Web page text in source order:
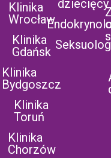
Klinika
Wrocław
Klinika
Gdańsk
Klinika
Bydgoszcz
Klinika
Toruń
Klinika
Chorzów
dziecięcy
Seksuolog